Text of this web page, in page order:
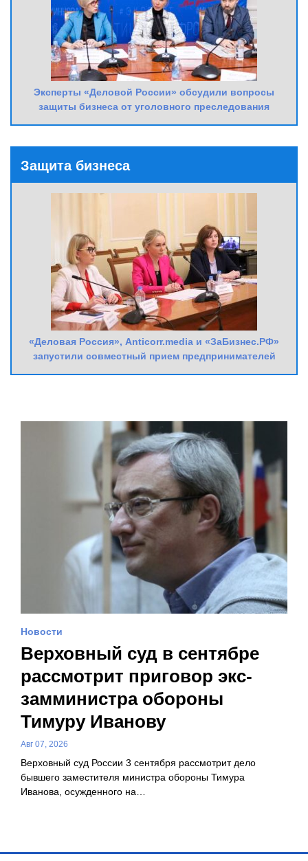
Эксперты «Деловой России» обсудили вопросы
защиты бизнеса от уголовного преследования
Защита бизнеса
«Деловая Россия», Anticorr.media и «ЗаБизнес.РФ»
запустили совместный прием предпринимателей
Новости
Верховный суд в сентябре
рассмотрит приговор экс-
замминистра обороны
Тимуру Иванову
Авг 07, 2026
Верховный суд России 3 сентября рассмотрит дело
бывшего заместителя министра обороны Тимура
Иванова, осужденного на…